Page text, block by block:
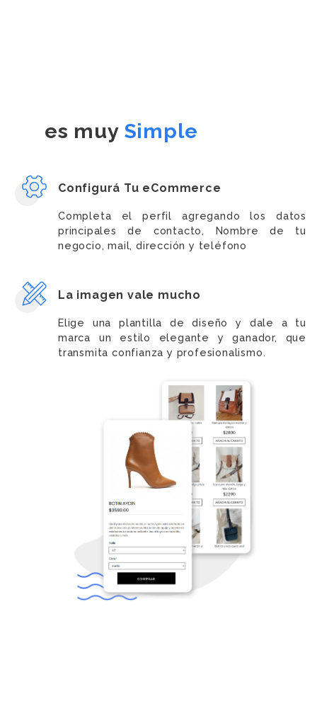
es muy Simple
Configurá Tu eCommerce
Completa el perfil agregando los datos
principales de contacto, Nombre de tu
negocio, mail, dirección y teléfono
La imagen vale mucho
Elige una plantilla de diseño y dale a tu
marca un estilo elegante y ganador, que
transmita confianza y profesionalismo.